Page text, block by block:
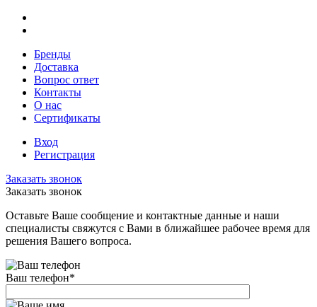
Бренды
Доставка
Вопрос ответ
Контакты
О нас
Сертификаты
Вход
Регистрация
Заказать звонок
Заказать звонок
Оставьте Ваше сообщение и контактные данные и наши
специалисты свяжутся с Вами в ближайшее рабочее время для
решения Вашего вопроса.
Ваш телефон*